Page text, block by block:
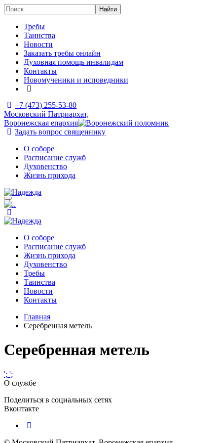
Требы
Таинства
Новости
Заказать требы онлайн
Духовная помощь инвалидам
Контакты
Новомученики и исповедники
+7 (473) 255-53-80
Московский Патриархат,
Воронежская епархия
Задать вопрос священнику
О соборе
Расписание служб
Духовенство
Жизнь прихода
О соборе
Расписание служб
Жизнь прихода
Духовенство
Требы
Таинства
Новости
Контакты
Главная
Серебренная метель
Серебренная метель
'; ';
О службе
Поделиться в социальных сетях
Вконтакте